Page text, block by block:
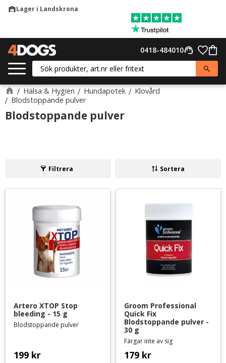
warehouseLager i Landskrona
support_agent
0418-484010
Hälsa & Hygien Hundapotek
Klovård
Blodstoppande pulver
Blodstoppande pulver
Filtrera Sortera
Artero XTOP Stop
bleeding - 15 g
Blodstoppande pulver
199 kr
Groom Professional
Quick Fix
Blodstoppande pulver -
30 g
Färgar inte av sig
179 kr